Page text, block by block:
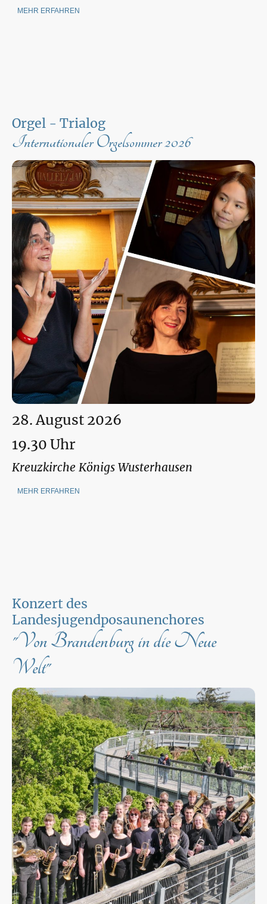
MEHR ERFAHREN
Orgel - Trialog
Internationaler Orgelsommer 2026
28. August 2026
19.30 Uhr
Kreuzkirche Königs Wusterhausen
MEHR ERFAHREN
Konzert des
Landesjugendposaunenchores
"Von Brandenburg in die Neue
Welt"